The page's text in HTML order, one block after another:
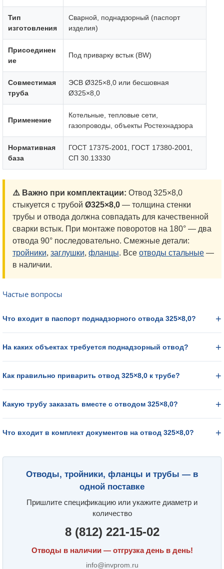
Тип
изготовления
Сварной, поднадзорный (паспорт
изделия)
Присоединен
ие
Под приварку встык (BW)
Совместимая
труба
ЭСВ Ø325×8,0 или бесшовная
Ø325×8,0
Применение
Котельные, тепловые сети,
газопроводы, объекты Ростехнадзора
Нормативная
база
ГОСТ 17375-2001, ГОСТ 17380-2001,
СП 30.13330
⚠️ Важно при комплектации: Отвод 325×8,0
стыкуется с трубой Ø325×8,0 — толщина стенки
трубы и отвода должна совпадать для качественной
сварки встык. При монтаже поворотов на 180° — два
отвода 90° последовательно. Смежные детали:
тройники, заглушки, фланцы. Все отводы стальные —
в наличии.
Частые вопросы
Что входит в паспорт поднадзорного отвода 325×8,0?
На каких объектах требуется поднадзорный отвод?
Как правильно приварить отвод 325×8,0 к трубе?
Какую трубу заказать вместе с отводом 325×8,0?
Что входит в комплект документов на отвод 325×8,0?
Отводы, тройники, фланцы и трубы — в
одной поставке
Пришлите спецификацию или укажите диаметр и
количество
8 (812) 221-15-02
Отводы в наличии — отгрузка день в день!
info@invprom.ru